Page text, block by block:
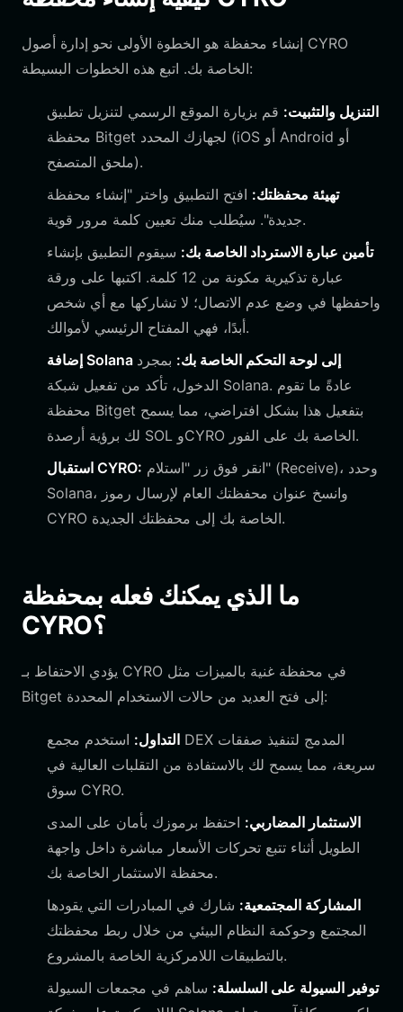
إنشاء محفظة هو الخطوة الأولى نحو إدارة أصول CYRO
الخاصة بك. اتبع هذه الخطوات البسيطة:
التنزيل والتثبيت: قم بزيارة الموقع الرسمي لتنزيل تطبيق
محفظة Bitget لجهازك المحدد (iOS أو Android أو
ملحق المتصفح).
تهيئة محفظتك: افتح التطبيق واختر "إنشاء محفظة
جديدة". سيُطلب منك تعيين كلمة مرور قوية.
تأمين عبارة الاسترداد الخاصة بك: سيقوم التطبيق بإنشاء
عبارة تذكيرية مكونة من 12 كلمة. اكتبها على ورقة
واحفظها في وضع عدم الاتصال؛ لا تشاركها مع أي شخص
أبدًا، فهي المفتاح الرئيسي لأموالك.
إضافة Solana إلى لوحة التحكم الخاصة بك: بمجرد
الدخول، تأكد من تفعيل شبكة Solana. عادةً ما تقوم
محفظة Bitget بتفعيل هذا بشكل افتراضي، مما يسمح
لك برؤية أرصدة SOL وCYRO الخاصة بك على الفور.
استقبال CYRO:
Solana، وانسخ عنوان محفظتك العام لإرسال رموز
CYRO الخاصة بك إلى محفظتك الجديدة.
ما الذي يمكنك فعله بمحفظة
CYRO؟
يؤدي الاحتفاظ بـ CYRO في محفظة غنية بالميزات مثل
Bitget إلى فتح العديد من حالات الاستخدام المحددة:
التداول: استخدم مجمع DEX المدمج لتنفيذ صفقات
سريعة، مما يسمح لك بالاستفادة من التقلبات العالية في
سوق CYRO.
الاستثمار المضاربي: احتفظ برموزك بأمان على المدى
الطويل أثناء تتبع تحركات الأسعار مباشرة داخل واجهة
محفظة الاستثمار الخاصة بك.
المشاركة المجتمعية: شارك في المبادرات التي يقودها
المجتمع وحوكمة النظام البيئي من خلال ربط محفظتك
بالتطبيقات اللامركزية الخاصة بالمشروع.
توفير السيولة على السلسلة: ساهم في مجمعات السيولة